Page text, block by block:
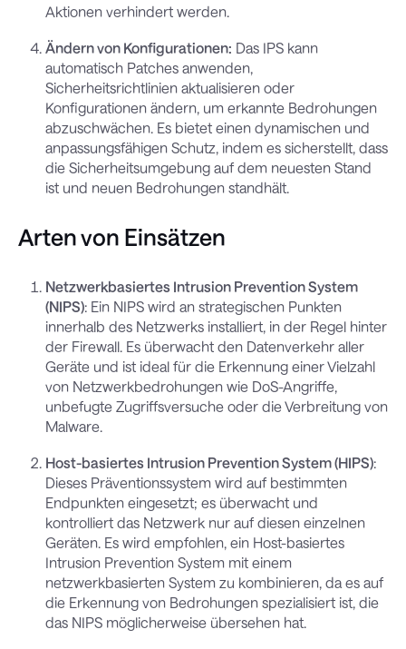
Aktionen verhindert werden.
Ändern von Konfigurationen: Das IPS kann
automatisch Patches anwenden,
Sicherheitsrichtlinien aktualisieren oder
Konfigurationen ändern, um erkannte Bedrohungen
abzuschwächen. Es bietet einen dynamischen und
anpassungsfähigen Schutz, indem es sicherstellt, dass
die Sicherheitsumgebung auf dem neuesten Stand
ist und neuen Bedrohungen standhält.
Arten von Einsätzen
Netzwerkbasiertes Intrusion Prevention System
(NIPS): Ein NIPS wird an strategischen Punkten
innerhalb des Netzwerks installiert, in der Regel hinter
der Firewall. Es überwacht den Datenverkehr aller
Geräte und ist ideal für die Erkennung einer Vielzahl
von Netzwerkbedrohungen wie DoS-Angriffe,
unbefugte Zugriffsversuche oder die Verbreitung von
Malware.
Host-basiertes Intrusion Prevention System (HIPS):
Dieses Präventionssystem wird auf bestimmten
Endpunkten eingesetzt; es überwacht und
kontrolliert das Netzwerk nur auf diesen einzelnen
Geräten. Es wird empfohlen, ein Host-basiertes
Intrusion Prevention System mit einem
netzwerkbasierten System zu kombinieren, da es auf
die Erkennung von Bedrohungen spezialisiert ist, die
das NIPS möglicherweise übersehen hat.